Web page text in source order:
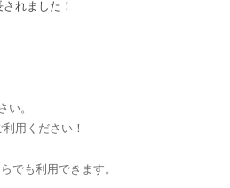
れました！
。
用ください！
でも利用できます。